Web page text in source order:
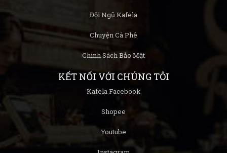
Đội Ngũ Kafela
Chuyện Cà Phê
Chính Sách Bảo Mật
KẾT NỐI VỚI CHÚNG TÔI
Kafela Facebook
Shopee
Youtube